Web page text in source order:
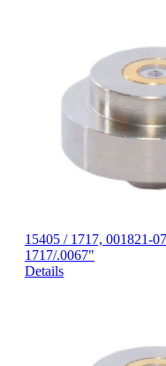
15405 / 1717, 001821-
1717/.0067"
Details